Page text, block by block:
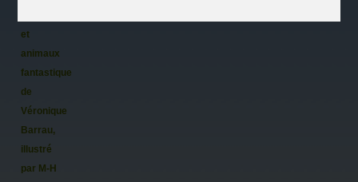
et
animaux
fantastiques
de
Véronique
Barrau,
illustré
par M-H